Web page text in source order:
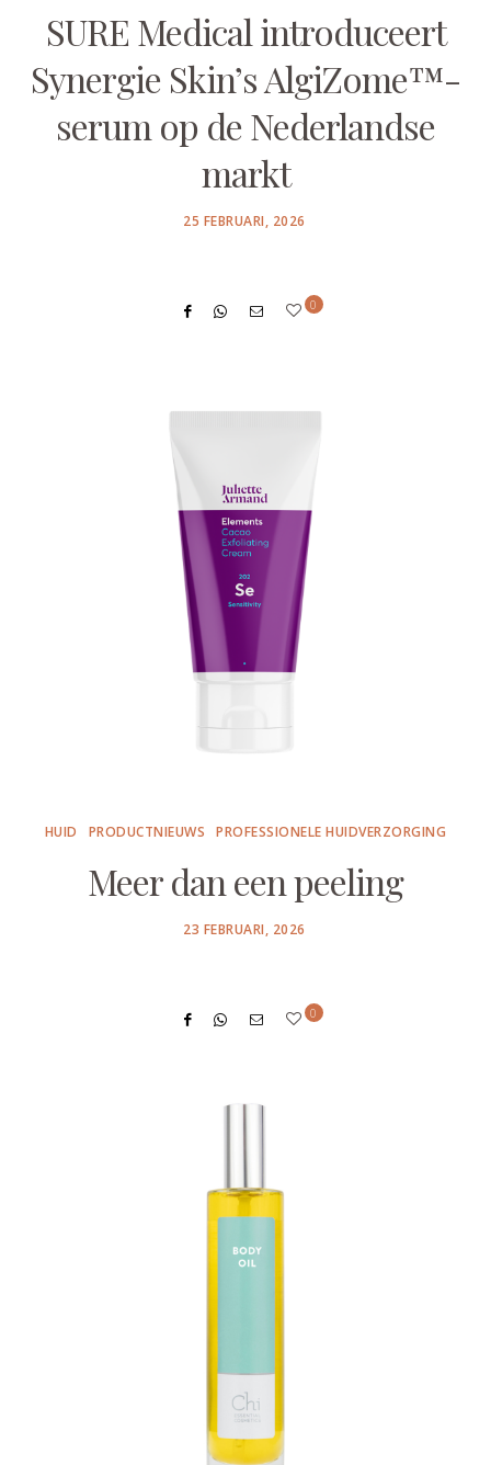
SURE Medical introduceert
Synergie Skin’s AlgiZome™-
serum op de Nederlandse
markt
POSTED
25 FEBRUARI, 2026
0
HUID PRODUCTNIEUWS PROFESSIONELE HUIDVERZORGING
Meer dan een peeling
POSTED
23 FEBRUARI, 2026
0